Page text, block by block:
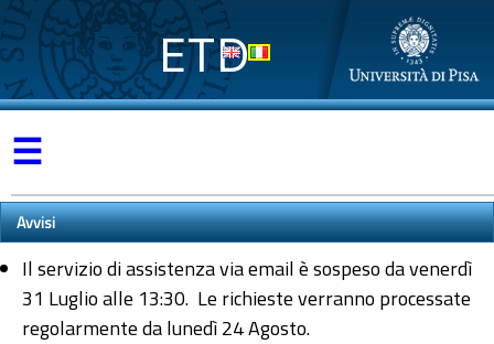
ETD
☰
Avvisi
Il servizio di assistenza via email è sospeso da venerdì
31 Luglio alle 13:30. Le richieste verranno processate
regolarmente da lunedì 24 Agosto.